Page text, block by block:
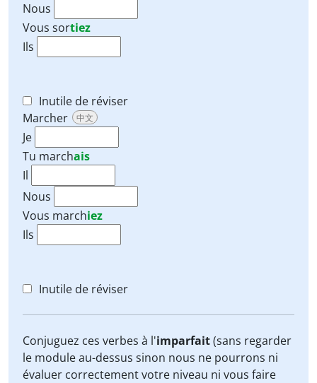
Nous
Vous sortiez
Ils
Inutile de réviser
Marcher
中文
Je
Tu marchais
Il
Nous
Vous marchiez
Ils
Inutile de réviser
Conjuguez ces verbes à l'imparfait(sans regarder
le module au-dessus sinon nous ne pourrons ni
évaluer correctement votre niveau ni vous faire